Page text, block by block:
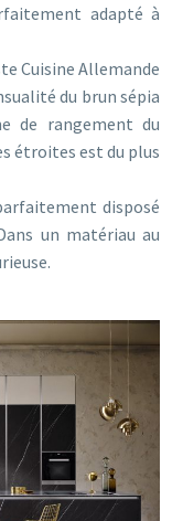
adapté à
Cuisine Allemande
du brun sépia
de rangement du
étroites est du plus
disposé
un matériau au